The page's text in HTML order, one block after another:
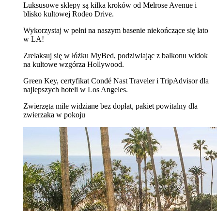
Luksusowe sklepy są kilka kroków od Melrose Avenue i
blisko kultowej Rodeo Drive.
Wykorzystaj w pełni na naszym basenie niekończące się lato
w LA!
Zrelaksuj się w łóżku MyBed, podziwiając z balkonu widok
na kultowe wzgórza Hollywood.
Green Key, certyfikat Condé Nast Traveler i TripAdvisor dla
najlepszych hoteli w Los Angeles.
Zwierzęta mile widziane bez dopłat, pakiet powitalny dla
zwierzaka w pokoju